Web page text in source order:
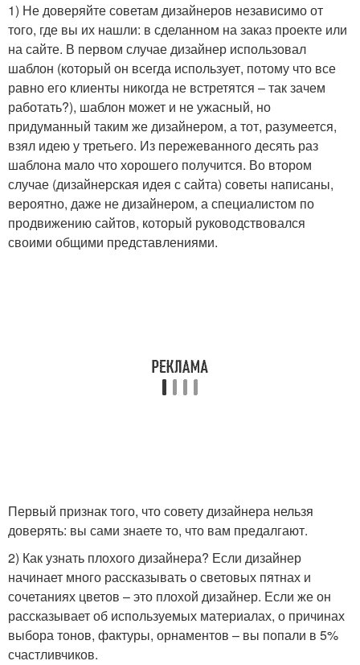
1) Не доверяйте советам дизайнеров независимо от
того, где вы их нашли: в сделанном на заказ проекте или
на сайте. В первом случае дизайнер использовал
шаблон (который он всегда использует, потому что все
равно его клиенты никогда не встретятся – так зачем
работать?), шаблон может и не ужасный, но
придуманный таким же дизайнером, а тот, разумеется,
взял идею у третьего. Из пережеванного десять раз
шаблона мало что хорошего получится. Во втором
случае (дизайнерская идея с сайта) советы написаны,
вероятно, даже не дизайнером, а специалистом по
продвижению сайтов, который руководствовался
своими общими представлениями.
Первый признак того, что совету дизайнера нельзя
доверять: вы сами знаете то, что вам предалгают.
2) Как узнать плохого дизайнера? Если дизайнер
начинает много рассказывать о световых пятнах и
сочетаниях цветов – это плохой дизайнер. Если же он
рассказывает об используемых материалах, о причинах
выбора тонов, фактуры, орнаментов – вы попали в 5%
счастливчиков.